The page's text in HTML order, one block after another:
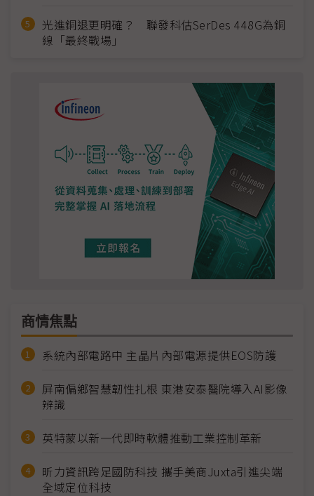
光進銅退更明確？ 聯發科估SerDes 448G為銅
線「最終戰場」
商情焦點
系統內部電路中 主晶片內部電源提供EOS防護
屏南偏鄉智慧韌性扎根 東港安泰醫院導入AI影像
辨識
英特蒙以新一代即時軟體推動工業控制革新
昕力資訊跨足國防科技 攜手美商Juxta引進尖端
全域定位科技